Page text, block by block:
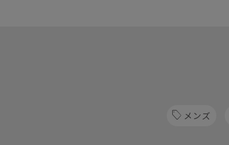
メンズ